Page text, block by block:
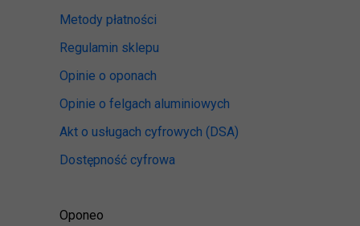
Metody płatności
Regulamin sklepu
Opinie o oponach
Opinie o felgach aluminiowych
Akt o usługach cyfrowych (DSA)
Dostępność cyfrowa
Oponeo